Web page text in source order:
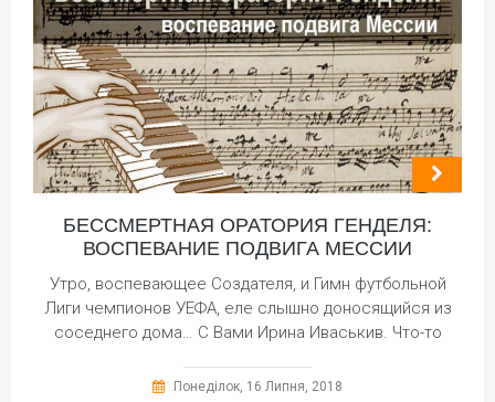
БЕССМЕРТНАЯ ОРАТОРИЯ ГЕНДЕЛЯ:
ВОСПЕВАНИЕ ПОДВИГА МЕССИИ
Утро, воспевающее Создателя, и Гимн футбольной
Лиги чемпионов УЕФА, еле слышно доносящийся из
соседнего дома… С Вами Ирина Иваськив. Что-то
Понеділок, 16 Липня, 2018